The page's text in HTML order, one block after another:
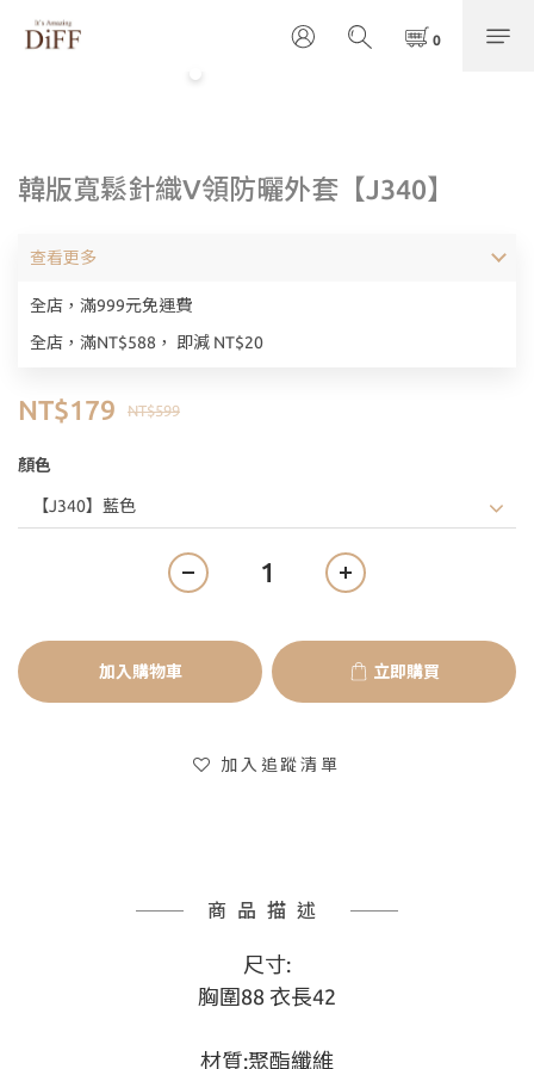
韓版寬鬆針織V領防曬外套【J340】
全店，滿999元免運費
全店，滿NT$588， 即減 NT$20
查看更多
NT$599
NT$179
顏色
加入購物車 立即購買
加入追蹤清單
商品描述
尺寸:
胸圍88 衣長42
材質:聚酯纖維